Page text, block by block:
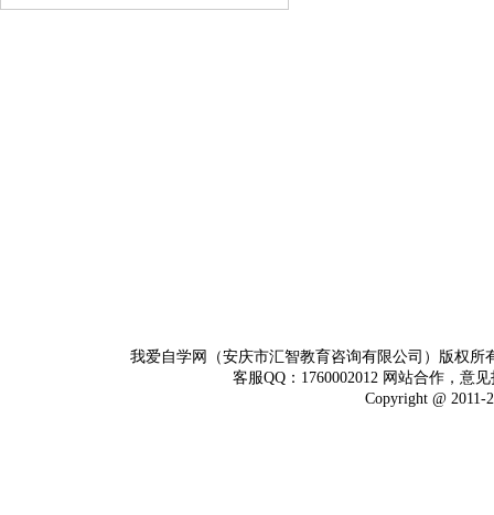
我爱自学网（安庆市汇智教育咨询有限公司）版权
客服QQ：1760002012 网站合作，意
Copyright @